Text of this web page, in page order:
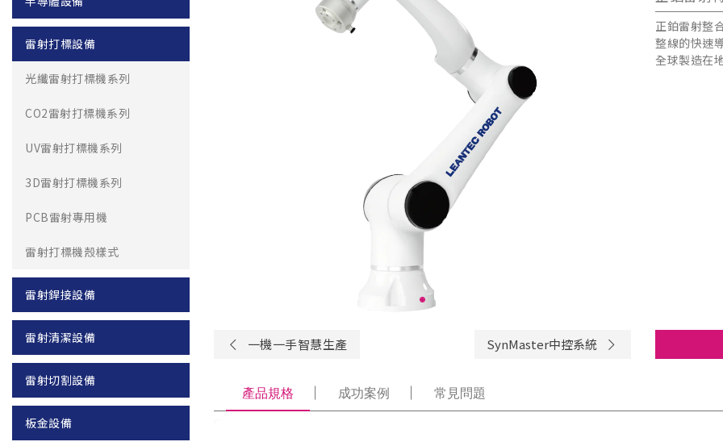
雷射打標設備
光纖雷射打標機系列
CO2雷射打標機系列
UV雷射打標機系列
3D雷射打標機系列
PCB雷射專用機
雷射打標機殼樣式
雷射銲接設備
雷射清潔設備
雷射切割設備
板金設備
一機一手智慧生產 SynMaster中控系統
正鉑雷射整
整線的快速
全球製造在
產品規格 成功案例 常見問題